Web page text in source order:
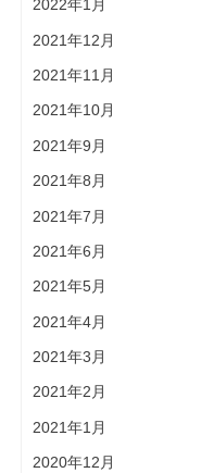
2022年1月
2021年12月
2021年11月
2021年10月
2021年9月
2021年8月
2021年7月
2021年6月
2021年5月
2021年4月
2021年3月
2021年2月
2021年1月
2020年12月